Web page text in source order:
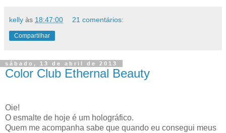
kelly às 18:47:00 21 comentários:
Compartilhar
sábado, 13 de abril de 2013
Color Club Ethernal Beauty
Oie!
O esmalte de hoje é um holográfico.
Quem me acompanha sabe que quando eu consegui meus